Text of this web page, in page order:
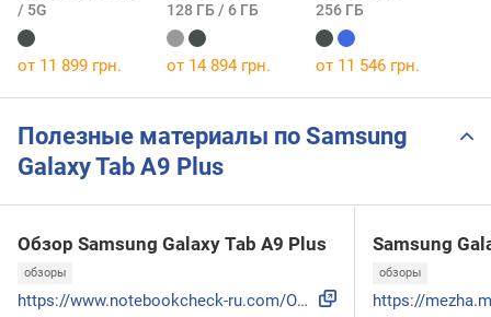
/ 5G
128 ГБ / 6 ГБ
256 ГБ
от 11 899 грн. от 14 894 грн. от 11 546 грн.
Полезные материалы по Samsung
Galaxy Tab A9 Plus
Обзор Samsung Galaxy Tab A9 Plus
обзоры
https://www.notebookcheck-ru.com/Obzor-Samsung-Galaxy-Tab-A...
Samsung
обзоры